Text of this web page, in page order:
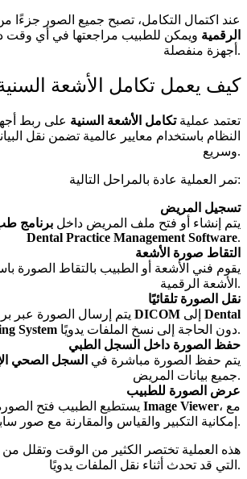
عند اكتمال التكامل، تصبح جميع الصور جزءًا
الرقمية ويمكن للطبيب مراجعتها في أي وقت
أجهزة منفصلة.
كيف يعمل تكامل الأشعة
تعتمد عمليةتكامل الأشعة السنية على ربط
النظام باستخدام معايير عالمية تضمن نقل
وسريع.
تمر العملية عادة بالمراحل التالية:
تسجيل المريض
يتم إنشاء أو فتح ملف المريض داخل برنامج
Dental Practice Management Software.
التقاط صورة الأشعة
يقوم فني الأشعة أو الطبيب بالتقاط الصورة
الأشعة الرقمية.
نقل الصورة تلقائيًا
DICOM
Dental
System
دون الحاجة إلى نسخ الملفات يدويًا.
حفظ الصورة داخل السجل الطبي
يتم حفظ الصورة مباشرة في السجل الصحي
جميع بيانات المريض.
عرض الصورة للطبيب
Image Viewer، مع
إمكانية التكبير والقياس والمقارنة مع صور سابقة.
هذه العملية تختصر الكثير من الوقت وتقلل من
التي قد تحدث أثناء نقل الملفات يدويًا.